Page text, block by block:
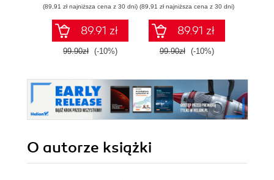
(89,91 zł najniższa cena z 30 dni)
89.91 zł
99.90zł (-10%)
(89,91 zł najniższa cena z 30 dni)
89.91 zł
99.90zł (-10%)
O autorze książki